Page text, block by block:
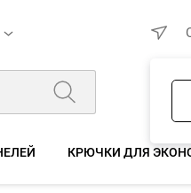
КРЮЧКИ ДЛЯ